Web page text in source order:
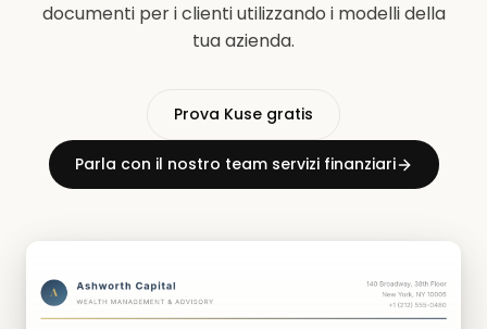
documenti per i clienti utilizzando i modelli della
tua azienda.
Prova Kuse gratis
Parla con il nostro team servizi finanziari